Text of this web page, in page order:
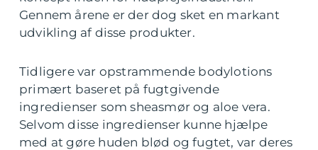
Gennem årene er der dog sket en markant
udvikling af disse produkter.
Tidligere var opstrammende bodylotions
primært baseret på fugtgivende
ingredienser som sheasmør og aloe vera.
Selvom disse ingredienser kunne hjælpe
med at gøre huden blød og fugtet, var deres